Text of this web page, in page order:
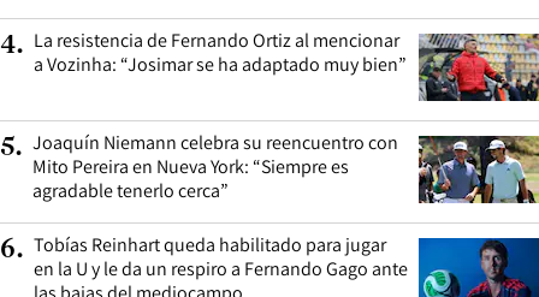
4. La resistencia de Fernando Ortiz al mencionar
a Vozinha: “Josimar se ha adaptado muy bien”
5. Joaquín Niemann celebra su reencuentro con
Mito Pereira en Nueva York: “Siempre es
agradable tenerlo cerca”
6. Tobías Reinhart queda habilitado para jugar
en la U y le da un respiro a Fernando Gago ante